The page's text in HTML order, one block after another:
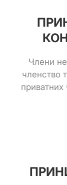
Члени не
членство
приватних